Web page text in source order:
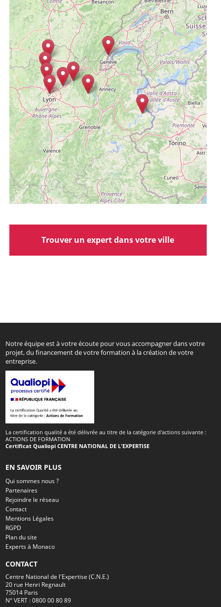
Trouver un expert dans votre ville
Notre équipe est à votre écoute pour vous accompagner dans votre
projet, du financement de votre formation à la création de votre
entreprise.
La certification qualité a été délivrée au titre de la catégorie d'actions suivante :
ACTIONS DE FORMATION
Certificat Qualiopi CENTRE NATIONAL DE L'EXPERTISE
EN SAVOIR PLUS
Qui sommes nous ?
Partenaires
Rejoindre le réseau
Contact
Mentions Légales
RGPD
Plan du site
Experts à Monaco
CONTACT
Centre National de l'Expertise (C.N.E.)
20 rue Henri Regnault
75014 Paris
N° VERT : 0800 00 80 89